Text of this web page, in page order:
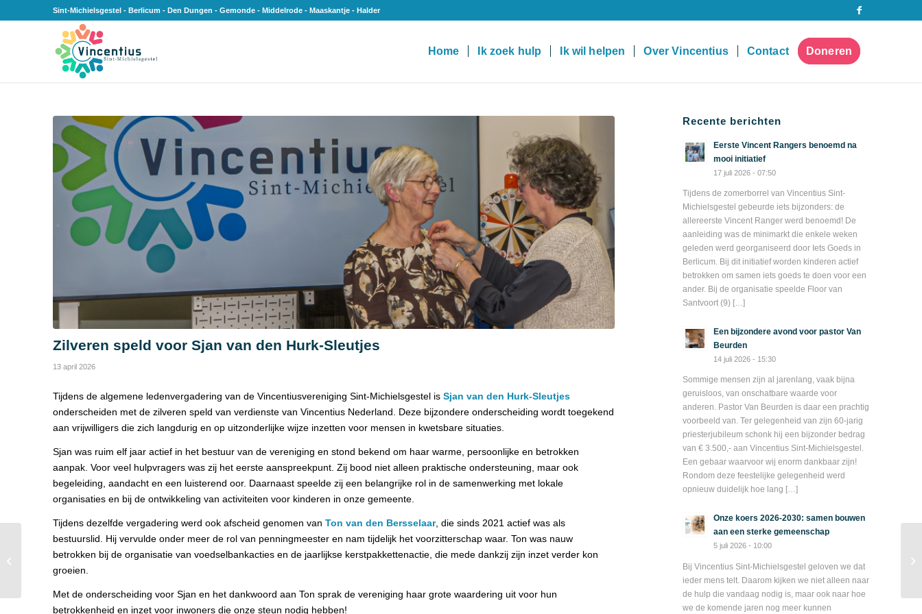
Sint-Michielsgestel - Berlicum - Den Dungen - Gemonde - Middelrode - Maaskantje - Halder
Home Ik zoek hulp Ik wil helpen Over Vincentius Contact Doneren
Zilveren speld voor Sjan van den Hurk-Sleutjes
13 april 2026
Tijdens de algemene ledenvergadering van de Vincentiusvereniging Sint-Michielsgestel is Sjan van den Hurk-Sleutjes
onderscheiden met de zilveren speld van verdienste van Vincentius Nederland. Deze bijzondere onderscheiding wordt toegekend
aan vrijwilligers die zich langdurig en op uitzonderlijke wijze inzetten voor mensen in kwetsbare situaties.
Sjan was ruim elf jaar actief in het bestuur van de vereniging en stond bekend om haar warme, persoonlijke en betrokken
aanpak. Voor veel hulpvragers was zij het eerste aanspreekpunt. Zij bood niet alleen praktische ondersteuning, maar ook
begeleiding, aandacht en een luisterend oor. Daarnaast speelde zij een belangrijke rol in de samenwerking met lokale
organisaties en bij de ontwikkeling van activiteiten voor kinderen in onze gemeente.
Tijdens dezelfde vergadering werd ook afscheid genomen van Ton van den Bersselaar, die sinds 2021 actief was als
bestuurslid. Hij vervulde onder meer de rol van penningmeester en nam tijdelijk het voorzitterschap waar. Ton was nauw
betrokken bij de organisatie van voedselbankacties en de jaarlijkse kerstpakkettenactie, die mede dankzij zijn inzet verder kon
groeien.
Met de onderscheiding voor Sjan en het dankwoord aan Ton sprak de vereniging haar grote waardering uit voor hun
betrokkenheid en inzet voor inwoners die onze steun nodig hebben!
Recente berichten
Eerste Vincent Rangers benoemd na
mooi initiatief
17 juli 2026 - 07:50
Tijdens de zomerborrel van Vincentius Sint-
Michielsgestel gebeurde iets bijzonders: de
allereerste Vincent Ranger werd benoemd! De
aanleiding was de minimarkt die enkele weken
geleden werd georganiseerd door Iets Goeds in
Berlicum. Bij dit initiatief worden kinderen actief
betrokken om samen iets goeds te doen voor een
ander. Bij de organisatie speelde Floor van
Santvoort (9) […]
Een bijzondere avond voor pastor Van
Beurden
14 juli 2026 - 15:30
Sommige mensen zijn al jarenlang, vaak bijna
geruisloos, van onschatbare waarde voor
anderen. Pastor Van Beurden is daar een prachtig
voorbeeld van. Ter gelegenheid van zijn 60-jarig
priesterjubileum schonk hij een bijzonder bedrag
van € 3.500,- aan Vincentius Sint-Michielsgestel.
Een gebaar waarvoor wij enorm dankbaar zijn!
Rondom deze feestelijke gelegenheid werd
opnieuw duidelijk hoe lang […]
Onze koers 2026-2030: samen bouwen
aan een sterke gemeenschap
5 juli 2026 - 10:00
Bij Vincentius Sint-Michielsgestel geloven we dat
ieder mens telt. Daarom kijken we niet alleen naar
de hulp die vandaag nodig is, maar ook naar hoe
we de komende jaren nog meer kunnen
Gemeente versterkt
samenwerking tegen
armoede en schulden